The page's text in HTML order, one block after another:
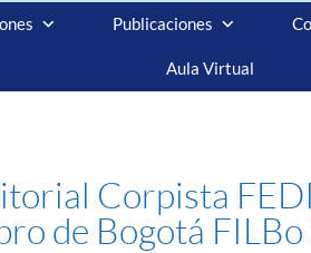
Publicaciones
Aula Virtual
Corpista
de Bogotá